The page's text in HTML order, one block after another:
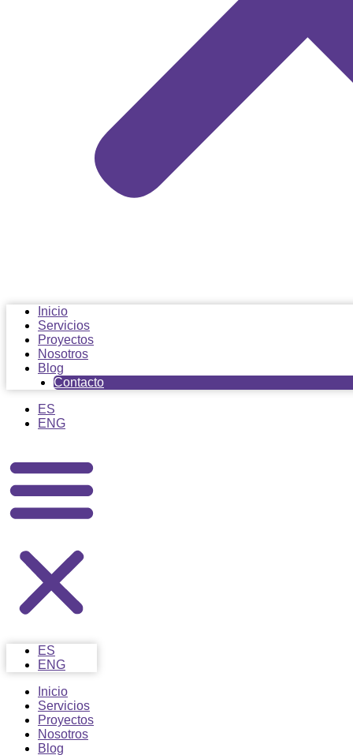
Inicio
Servicios
Proyectos
Nosotros
Blog
Contacto
ES
ENG
ES
ENG
Inicio
Servicios
Proyectos
Nosotros
Blog